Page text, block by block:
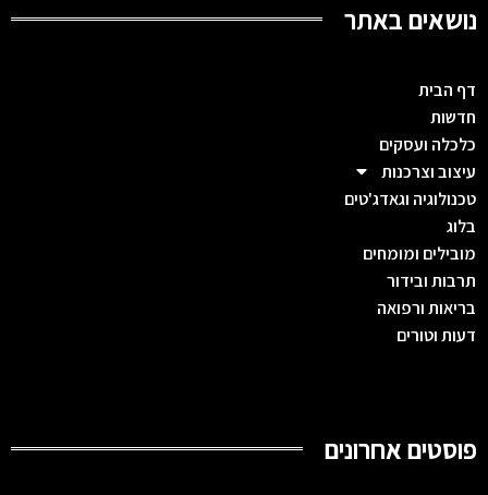
נושאים באתר
דף הבית
חדשות
כלכלה ועסקים
עיצוב וצרכנות
טכנולוגיה וגאדג'טים
בלוג
מובילים ומומחים
תרבות ובידור
בריאות ורפואה
דעות וטורים
פוסטים אחרונים